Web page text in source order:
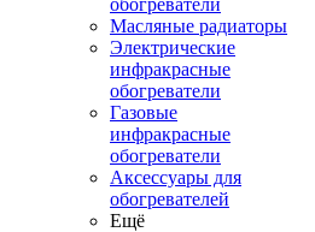
обогреватели
Масляные радиаторы
Электрические
инфракрасные
обогреватели
Газовые
инфракрасные
обогреватели
Аксессуары для
обогревателей
Ещё